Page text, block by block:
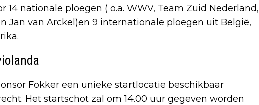
nationale ploegen ( o.a. WWV, Team Zuid Nederland,
Jan van Arckel)en 9 internationale ploegen uit België,
Fokker een unieke startlocatie beschikbaar
Het startschot zal om 14.00 uur gegeven worden